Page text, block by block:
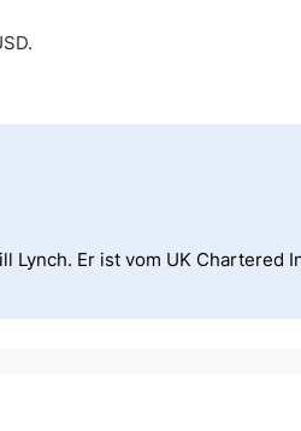
Lynch. Er ist vom UK Chartered